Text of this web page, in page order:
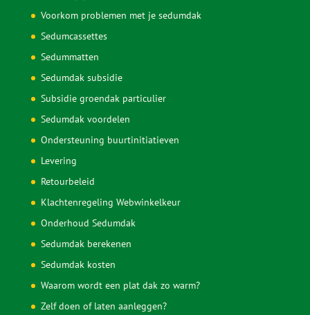
Voorkom problemen met je sedumdak
Sedumcassettes
Sedummatten
Sedumdak subsidie
Subsidie groendak particulier
Sedumdak voordelen
Ondersteuning buurtinitiatieven
Levering
Retourbeleid
Klachtenregeling Webwinkelkeur
Onderhoud Sedumdak
Sedumdak berekenen
Sedumdak kosten
Waarom wordt een plat dak zo warm?
Zelf doen of laten aanleggen?